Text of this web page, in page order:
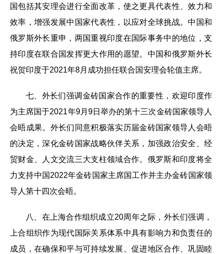
国包括其安理会进行全面改革，使之更具代表性、效力和
效率，增强发展中国家代表性，以应对全球挑战。中国和
俄罗斯外长重申，两国重视印度在国际事务中的地位，支
持印度在联合国发挥更大作用的愿望。中国和俄罗斯外长
祝贺印度于2021年8月成功担任联合国安理会轮值主席。
七、外长们强调金砖国家合作的重要性，欢迎印度作
为主席国于2021年9月9日举办的第十三次金砖国家领导人
会晤成果。外长们同意积极落实历届金砖国家领导人会晤
的决定，深化金砖国家战略伙伴关系，加强政治安全、经
贸财金、人文交流三大支柱领域合作。俄罗斯和印度将全
力支持中国2022年金砖国家主席国工作并主办金砖国家领
导人第十四次会晤。
八、在上海合作组织成立20周年之际，外长们强调，
上合组织作为现代国际关系体系中具有影响力和负责任的
成员，在确保和平与可持续发展、促进地区合作、巩固睦